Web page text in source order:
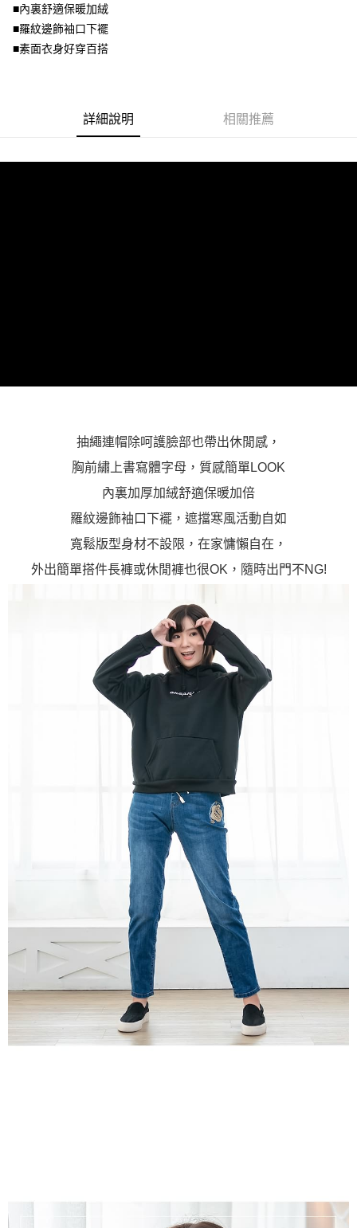
買賣價金債權讓與本公司後，依約使用本公司帳單繳交帳款。
資料（包含姓名、電話或地址）提供予台灣大哥大進項蒐集、處理及利用，
由本公司與您本人進行分期帳單所需資料之確認、核對及更正。
後付繳納相關費用。
※ 交易是否成功請以「AFTEE先享後付 」之結帳頁面顯示為準，若有關於
是否繳費成功／繳費後需取消欲退款等相關疑問，請聯繫「AFTEE先享後付
客戶支援中心」 https://netprotections.freshdesk.com/support/home
易，需依本服務之必要範圍內提供個人資料，並將交易相關給付款項請求債
權轉讓予恩沛科技股份有限公司。
付款後7-11取貨
每筆NT$70，滿NT$699(含以上)免運費
■內裏舒適保暖加絨
■羅紋邊飾袖口下襬
■素面衣身好穿百搭
詳細說明 相關推薦
抽繩連帽除呵護臉部也帶出休閒感，
胸前繡上書寫體字母，質感簡單LOOK
內裏加厚加絨舒適保暖加倍
羅紋邊飾袖口下襬，遮擋寒風活動自如
寬鬆版型身材不設限，在家慵懶自在，
外出簡單搭件長褲或休閒褲也很OK，隨時出門不NG!